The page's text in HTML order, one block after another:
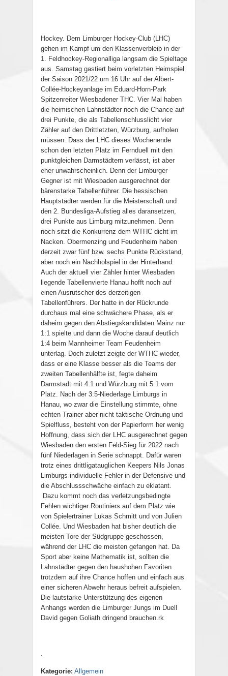
Hockey. Dem Limburger Hockey-Club (LHC)
gehen im Kampf um den Klassenverbleib in der
1. Feldhockey-Regionalliga langsam die Spieltage
aus. Samstag gastiert beim vorletzten Heimspiel
der Saison 2021/22 um 16 Uhr auf der Albert-
Collée-Hockeyanlage im Eduard-Horn-Park
Spitzenreiter Wiesbadener THC. Vier Mal haben
die heimischen Lahnstädter noch die Chance auf
drei Punkte, die als Tabellenschlusslicht vier
Zähler auf den Drittletzten, Würzburg, aufholen
müssen. Dass der LHC dieses Wochenende
schon den letzten Platz im Fernduell mit den
punktgleichen Darmstädtern verlässt, ist aber
eher unwahrscheinlich. Denn der Limburger
Gegner ist mit Wiesbaden ausgerechnet der
bärenstarke Tabellenführer. Die hessischen
Hauptstädter werden für die Meisterschaft und
den 2. Bundesliga-Aufstieg alles daransetzen,
drei Punkte aus Limburg mitzunehmen. Denn
noch sitzt die Konkurrenz dem WTHC dicht im
Nacken. Obermenzing und Feudenheim haben
derzeit zwar fünf bzw. sechs Punkte Rückstand,
aber noch ein Nachholspiel in der Hinterhand.
Auch der aktuell vier Zähler hinter Wiesbaden
liegende Tabellenvierte Hanau hofft noch auf
einen Ausrutscher des derzeitigen
Tabellenführers. Der hatte in der Rückrunde
durchaus mal eine schwächere Phase, als er
daheim gegen den Abstiegskandidaten Mainz nur
1:1 spielte und dann die Woche darauf deutlich
1:4 beim Mannheimer Team Feudenheim
unterlag. Doch zuletzt zeigte der WTHC wieder,
dass er eine Klasse besser als die Teams der
zweiten Tabellenhälfte ist, fegte daheim
Darmstadt mit 4:1 und Würzburg mit 5:1 vom
Platz. Nach der 3:5-Niederlage Limburgs in
Hanau, wo zwar die Einstellung stimmte, ohne
echten Trainer aber nicht taktische Ordnung und
Spielfluss, besteht von der Papierform her wenig
Hoffnung, dass sich der LHC ausgerechnet gegen
Wiesbaden den ersten Feld-Sieg für 2022 nach
fünf Niederlagen in Serie schnappt. Dafür waren
trotz eines drittligatauglichen Keepers Nils Jonas
Limburgs individuelle Fehler in der Defensive und
die Abschlussschwäche einfach zu eklatant.
Dazu kommt noch das verletzungsbedingte
Fehlen wichtiger Routiniers auf dem Platz wie
von Spielertrainer Lukas Schmitt und von Julien
Collée. Und Wiesbaden hat bisher deutlich die
meisten Tore der Südgruppe geschossen,
während der LHC die meisten gefangen hat. Da
Sport aber keine Mathematik ist, sollten die
Lahnstädter gegen den haushohen Favoriten
trotzdem auf ihre Chance hoffen und einfach aus
einer sicheren Abwehr heraus befreit aufspielen.
Die lautstarke Unterstützung des eigenen
Anhangs werden die Limburger Jungs im Duell
David gegen Goliath dringend brauchen.rk
.
Kategorie: Allgemein